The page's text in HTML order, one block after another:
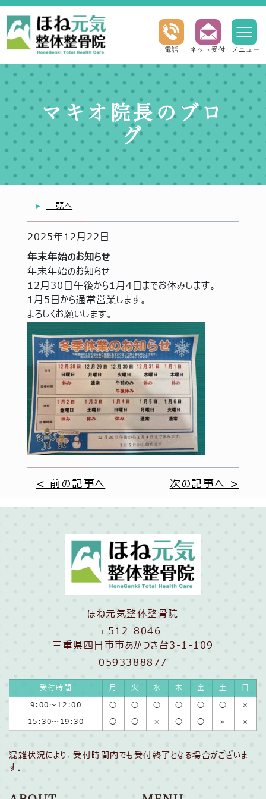
メニュー
ネット受付
電話
マキオ院長のブロ
グ
一覧へ
2025年12月22日
年末年始のお知らせ
年末年始のお知らせ
12月30日午後から1月4日までお休みします。
1月5日から通常営業します。
よろしくお願いします。
< 前の記事へ 次の記事へ >
ほね元気整体整骨院
〒512-8046
三重県四日市市あかつき台3-1-109
0593388877
受付時間 月 火 水 木 金 土
日
9:00〜12:00
◯ ◯ ◯ ◯ ◯ ◯
×
15:30〜19:30
◯ ◯ × ◯ ◯ × ×
混雑状況により、受付時間内でも受付終了となる場合がございま
す。